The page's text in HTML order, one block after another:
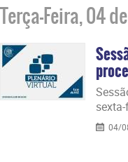
Terça-Feira, 04
04/